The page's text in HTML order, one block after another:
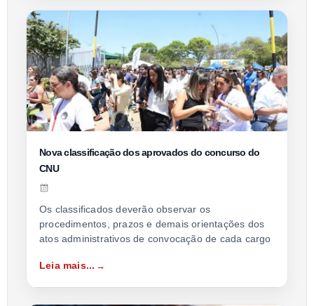
Nova classificação dos aprovados do concurso do
CNU
Os classificados deverão observar os
procedimentos, prazos e demais orientações dos
atos administrativos de convocação de cada cargo
Leia mais...